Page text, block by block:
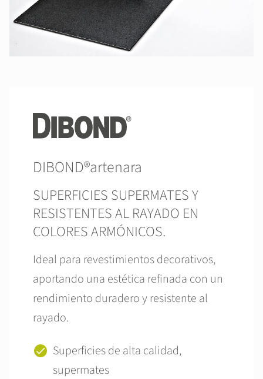
DIBOND®artenara
SUPERFICIES SUPERMATES Y
RESISTENTES AL RAYADO EN
COLORES ARMÓNICOS.
Ideal para revestimientos decorativos,
aportando una estética refinada con un
rendimiento duradero y resistente al
rayado.
Superficies de alta calidad,
supermates